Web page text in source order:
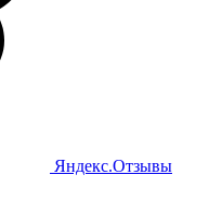
Яндекс.Отзывы